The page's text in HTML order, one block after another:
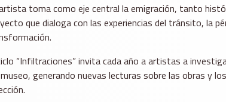
toma como eje central la emigración, tanto
que dialoga con las experiencias del tránsito, la
“Infiltraciones” invita cada año a artistas a
generando nuevas lecturas sobre las obras y